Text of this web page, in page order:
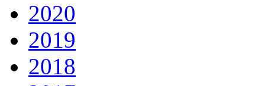
2020
2019
2018